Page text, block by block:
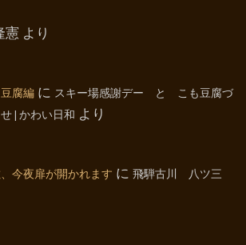
憲 より
腐編 に スキー場感謝デー と こも豆腐づ
| かわい日和 より
今夜扉が開かれます に 飛騨古川 八ツ三